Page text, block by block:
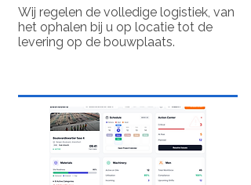
Wij regelen de volledige logistiek, van
het ophalen bij u op locatie tot de
levering op de bouwplaats.